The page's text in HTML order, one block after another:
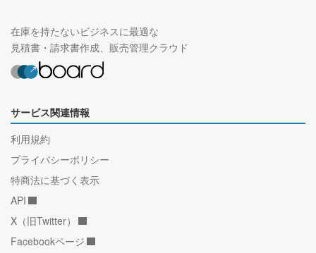
在庫を持たないビジネスに最適な
見積書・請求書作成、販売管理クラウド
サービス関連情報
利用規約
プライバシーポリシー
特商法に基づく表示
API
X（旧Twitter）
Facebookページ